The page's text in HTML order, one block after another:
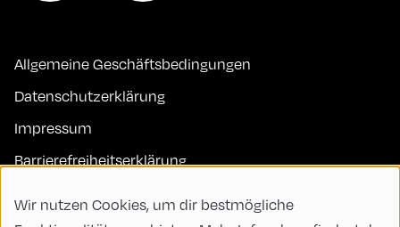
Allgemeine Geschäftsbedingungen
Datenschutzerklärung
Impressum
Barrierefreiheitserklärung
Wir nutzen Cookies, um dir bestmögliche